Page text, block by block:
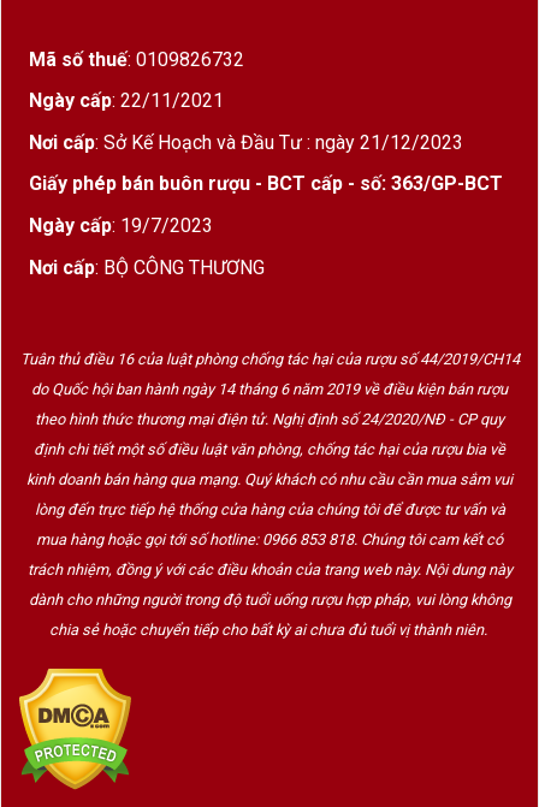
Mã số thuế: 0109826732
Ngày cấp: 22/11/2021
Nơi cấp: Sở Kế Hoạch và Đầu Tư : ngày 21/12/2023
Giấy phép bán buôn rượu - BCT cấp - số: 363/GP-BCT
Ngày cấp: 19/7/2023
Nơi cấp: BỘ CÔNG THƯƠNG
Tuân thủ điều 16 của luật phòng chống tác hại của rượu số 44/2019/CH14
do Quốc hội ban hành ngày 14 tháng 6 năm 2019 về điều kiện bán rượu
theo hình thức thương mại điện tử. Nghị định số 24/2020/NĐ - CP quy
định chi tiết một số điều luật văn phòng, chống tác hại của rượu bia về
kinh doanh bán hàng qua mạng. Quý khách có nhu cầu cần mua sắm vui
lòng đến trực tiếp hệ thống cửa hàng của chúng tôi để được tư vấn và
mua hàng hoặc gọi tới số hotline: 0966 853 818. Chúng tôi cam kết có
trách nhiệm, đồng ý với các điều khoản của trang web này. Nội dung này
dành cho những người trong độ tuổi uống rượu hợp pháp, vui lòng không
chia sẻ hoặc chuyển tiếp cho bất kỳ ai chưa đủ tuổi vị thành niên.